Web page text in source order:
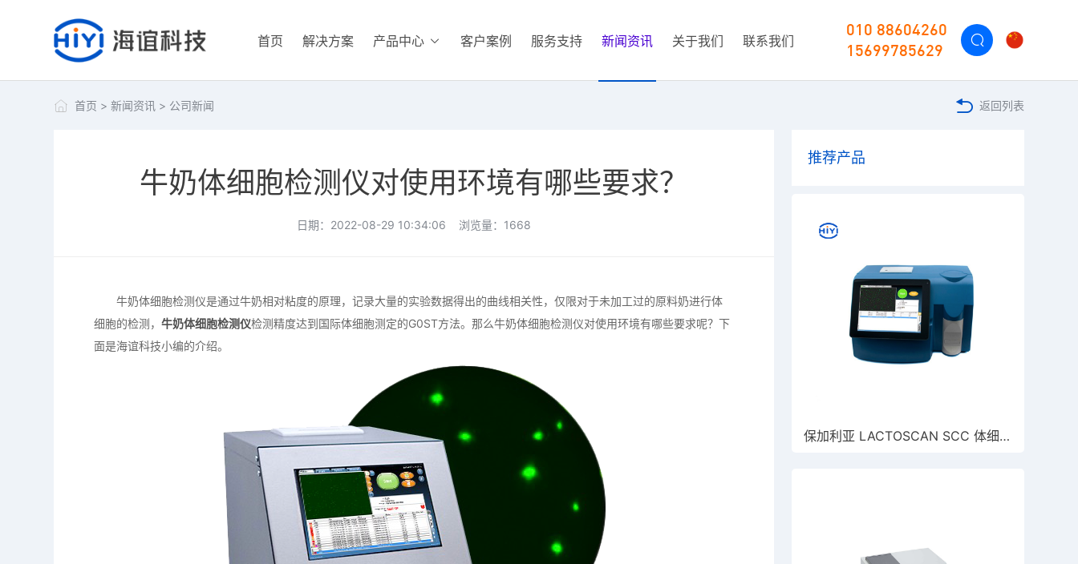
首页 解决方案 产品中心 客户案例 服务支持 新闻资讯 关于我们 联系我们
010 88604260
15699785629
首页 >新闻资讯 > 公司新闻 返回列表
牛奶体细胞检测仪对使用环境有哪些要求？
日期：2022-08-29 10:34:06 浏览量：1668
牛奶体细胞检测仪是通过牛奶相对粘度的原理，记录大量的实验数据得出的曲线相关性，仅限对于未加工过的原料奶进行体
细胞的检测，牛奶体细胞检测仪检测精度达到国际体细胞测定的G0ST方法。那么牛奶体细胞检测仪对使用环境有哪些要求呢？下
面是海谊科技小编的介绍。
推荐产品
保加利亚 LACTOSCAN SCC 体细胞计数仪